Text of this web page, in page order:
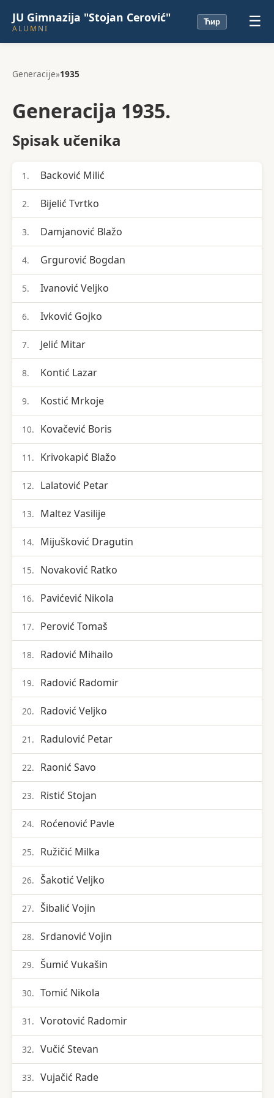
JU Gimnazija "Stojan Cerović"
ALUMNI
Ћир ☰
Generacije»1935
Generacija 1935.
Spisak učenika
1. Backović Milić
2. Bijelić Tvrtko
3. Damjanović Blažo
4. Grgurović Bogdan
5. Ivanović Veljko
6. Ivković Gojko
7. Jelić Mitar
8. Kontić Lazar
9. Kostić Mrkoje
10. Kovačević Boris
11. Krivokapić Blažo
12. Lalatović Petar
13. Maltez Vasilije
14. Mijušković Dragutin
15. Novaković Ratko
16. Pavićević Nikola
17. Perović Tomaš
18. Radović Mihailo
19. Radović Radomir
20. Radović Veljko
21. Radulović Petar
22. Raonić Savo
23. Ristić Stojan
24. Roćenović Pavle
25. Ružičić Milka
26. Šakotić Veljko
27. Šibalić Vojin
28. Srdanović Vojin
29. Šumić Vukašin
30. Tomić Nikola
31. Vorotović Radomir
32. Vučić Stevan
33. Vujačić Rade